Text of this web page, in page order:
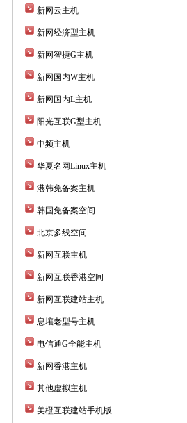
新网云主机
新网经济型主机
新网智捷G主机
新网国内W主机
新网国内L主机
阳光互联G型主机
中频主机
华夏名网Linux主机
港韩免备案主机
韩国免备案空间
北京多线空间
新网互联主机
新网互联香港空间
新网互联建站主机
息壤老型号主机
电信通G全能主机
新网香港主机
其他虚拟主机
美橙互联建站手机版